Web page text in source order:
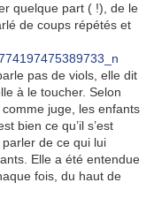
quelque part ( !), de le
de coups répétés et
pas de viols, elle dit
à le toucher. Selon
juge, les enfants
bien ce qu’il s’est
de ce qui lui
Elle a été entendue
fois, du haut de